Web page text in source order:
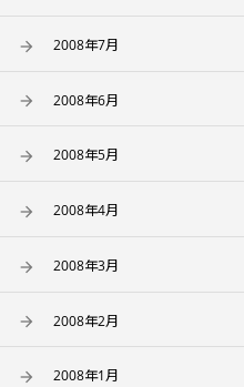
2008年7月
2008年6月
2008年5月
2008年4月
2008年3月
2008年2月
2008年1月